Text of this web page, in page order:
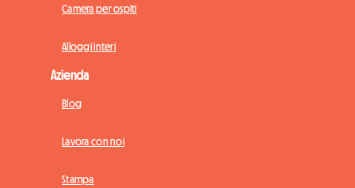
Camera per ospiti
Alloggi interi
Azienda
Blog
Lavora con noi
Stampa